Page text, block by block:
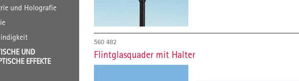
und Holografie
UND
EFFEKTE
560 482
Flintglasquader mit Halter